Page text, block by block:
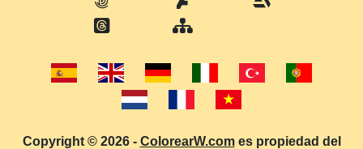
Copyright © 2026 - ColorearW.comes propiedad del